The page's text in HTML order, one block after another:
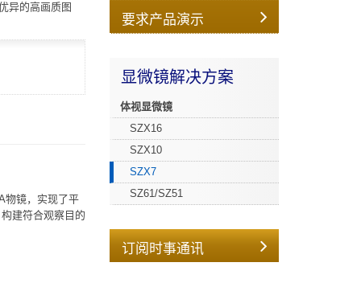
异的高画质图
物镜，实现了平
建符合观察目的
要求产品演示
显微镜解决方案
体视显微镜
SZX16
SZX10
SZX7
SZ61/SZ51
订阅时事通讯